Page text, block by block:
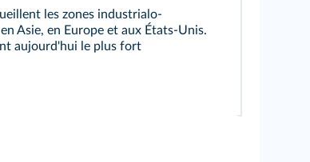
les zones industrialo-
Asie, en Europe et aux États-Unis.
aujourd'hui le plus fort